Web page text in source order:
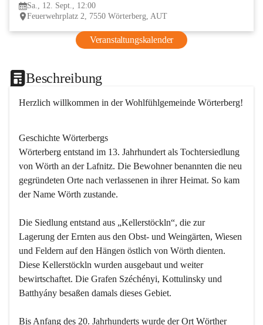
Sa., 12. Sept., 12:00
Feuerwehrplatz 2, 7550 Wörterberg, AUT
Veranstaltungskalender
Beschreibung
Herzlich willkommen in der Wohlfühlgemeinde Wörterberg!
Geschichte Wörterbergs
Wörterberg entstand im 13. Jahrhundert als Tochtersiedlung
von Wörth an der Lafnitz. Die Bewohner benannten die neu
gegründeten Orte nach verlassenen in ihrer Heimat. So kam
der Name Wörth zustande.
Die Siedlung entstand aus „Kellerstöckln“, die zur
Lagerung der Ernten aus den Obst- und Weingärten, Wiesen
und Feldern auf den Hängen östlich von Wörth dienten.
Diese Kellerstöckln wurden ausgebaut und weiter
bewirtschaftet. Die Grafen Széchényi, Kottulinsky und
Batthyány besaßen damals dieses Gebiet.
Bis Anfang des 20. Jahrhunderts wurde der Ort Wörther